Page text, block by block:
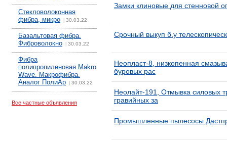
Стекловолоконная
фибра, микро
30.03.22
Базальтовая фибра.
Фиброволокно
30.03.22
Фибра
полипропиленовая Makro
Wave. Макрофибра.
Аналог ПолиАр
30.03.22
Все частные объявления
Замки клиновые для стенновой
Срочный выкуп б.у
Неопласт-8, низкопенная
буровых рас
Неолайт-191, Отмывка силовых
гравийных за
Промышленные пылесосы